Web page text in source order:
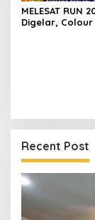
MELESAT RUN
Digelar, Colour
Recent Post